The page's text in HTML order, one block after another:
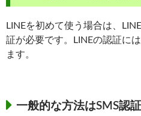
LINEを初めて使う場合は、
証が必要です。LINEの認証に
ます。
一般的な方法はSMS認証